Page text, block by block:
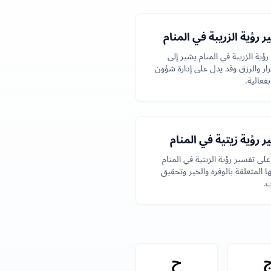
رؤية الزريبة في المنام
الزريبة في المنام يشير إلى
والرزق وقد يدل على إدارة شؤون
رؤية زيتية في المنام
تفسير رؤية الزيتية في المنام
المتعلقة بالوفرة والخير وتحقيق
ح